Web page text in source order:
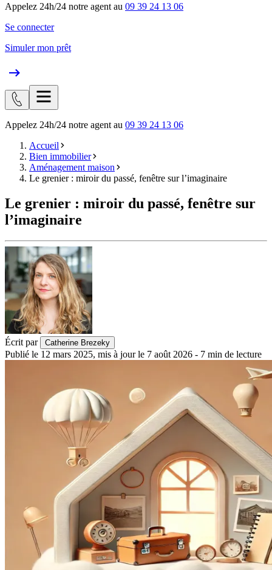
Appelez 24h/24 notre agent au 09 39 24 13 06
Se connecter
Simuler mon prêt
Appelez 24h/24 notre agent au 09 39 24 13 06
Accueil
Bien immobilier
Aménagement maison
Le grenier : miroir du passé, fenêtre sur l’imaginaire
Le grenier : miroir du passé, fenêtre sur
l’imaginaire
Écrit par Catherine Brezeky
Publié le 12 mars 2025, mis à jour le 7 août 2026 - 7 min de lecture